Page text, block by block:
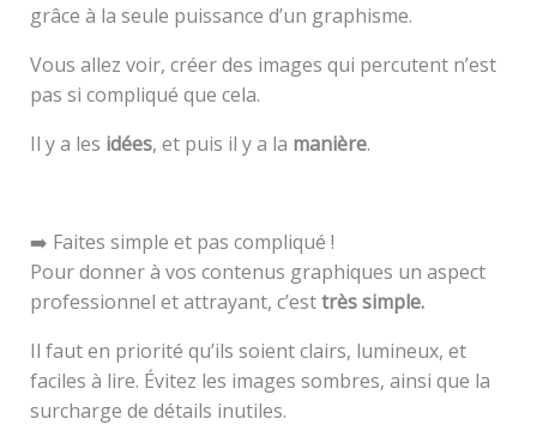
grâce à la seule puissance d’un graphisme.
Vous allez voir, créer des images qui percutent n’est
pas si compliqué que cela.
Il y a les idées, et puis il y a la manière.
➡️ Faites simple et pas compliqué !
Pour donner à vos contenus graphiques un aspect
professionnel et attrayant, c’esttrès simple.
Il faut en priorité qu’ils soient clairs, lumineux, et
faciles à lire. Évitez les images sombres, ainsi que la
surcharge de détails inutiles.